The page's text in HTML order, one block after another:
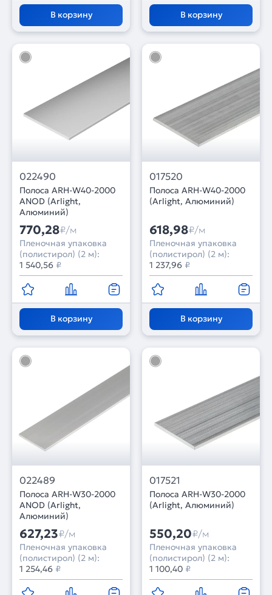
В корзину В корзину
022490
Полоса ARH-W40-2000
ANOD (Arlight,
Алюминий)
770,28₽/м
Пленочная упаковка
(полистирол) (2 м):
1 540,56 ₽
В корзину
017520
Полоса ARH-W40-2000
(Arlight, Алюминий)
618,98₽/м
Пленочная упаковка
(полистирол) (2 м):
1 237,96 ₽
В корзину
022489
Полоса ARH-W30-2000
ANOD (Arlight,
Алюминий)
627,23₽/м
Пленочная упаковка
(полистирол) (2 м):
1 254,46 ₽
017521
Полоса ARH-W30-2000
(Arlight, Алюминий)
550,20₽/м
Пленочная упаковка
(полистирол) (2 м):
1 100,40 ₽